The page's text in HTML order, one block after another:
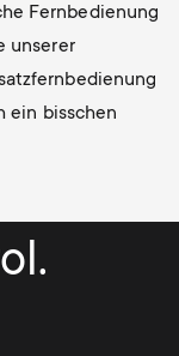
Fernbedienung
unserer
ein bisschen